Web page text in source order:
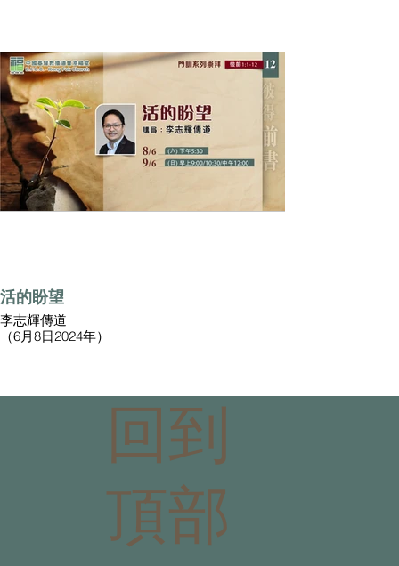
活的盼望
李志輝傳道
（6月8日2024年）
回到
頂部